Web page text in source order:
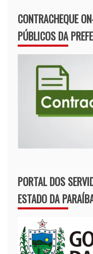
CONTRACHEQUE
PÚBLICOS DA
PORTAL DOS
ESTADO DA